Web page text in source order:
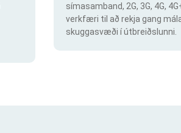
símasamband, 2G, 3G, 4G,
verkfæri til að rekja gang
skuggasvæði í útbreiðslunni.